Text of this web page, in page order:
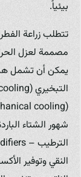
بيئياً.
تتطلب زراعة
مصممة لعزل
يمكن أن تشمل
شهور الشتاء
النقي وتوفير